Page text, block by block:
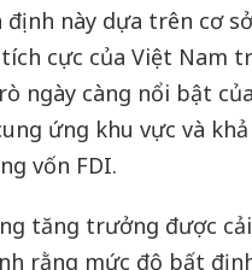
định này dựa trên cơ
cực của Việt Nam
ngày càng nổi bật
ứng khu vực và
vốn FDI.
tăng trưởng được
rằng mức độ bất